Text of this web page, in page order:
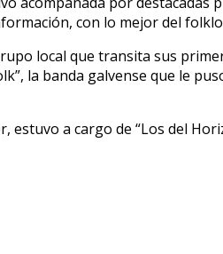
con lo mejor del
local que transita sus
la banda galvense que le
estuvo a cargo de “Los del